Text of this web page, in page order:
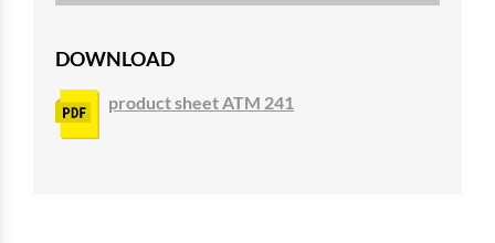
DOWNLOAD
product sheet ATM 241